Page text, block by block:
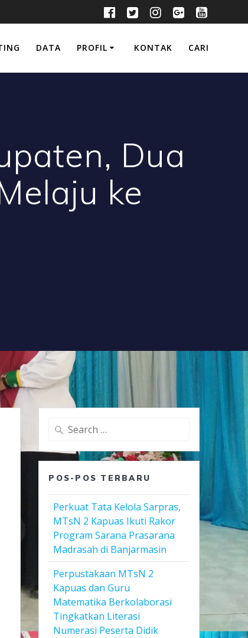
DATA PROFIL KONTAK CARI
Dua
ke
Search
POS-POS TERBARU
Perkuat Tata Kelola Sarpras,
MTsN 2 Kapuas Ikuti Rakor
Program Sarana Prasarana
Madrasah di Banjarmasin
Perpustakaan MTsN 2
Kapuas dan Guru
Matematika Berkolaborasi
Tingkatkan Literasi
Numerasi Peserta Didik